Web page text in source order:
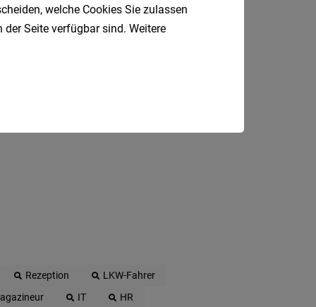
Mail.
Rezeption
LKW-Fahrer
IT
HR
welche Cookies Sie zulassen
Seite verfügbar sind. Weitere